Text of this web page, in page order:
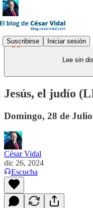
Suscribirse Iniciar sesión
Lee sin
Jesús, el judío
Domingo, 28 de
César Vidal
dic 26, 2024
Escucha